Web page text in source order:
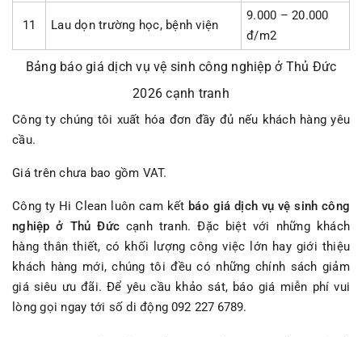
11 Lau dọn trường học, bệnh viện
9.000 – 20.000
đ/m2
Bảng báo giá dịch vụ vệ sinh công nghiệp ở Thủ Đức
2026 cạnh tranh
Công ty chúng tôi xuất hóa đơn đầy đủ nếu khách hàng yêu
cầu.
Giá trên chưa bao gồm VAT.
Công ty Hi Clean luôn cam kết báo giá dịch vụ vệ sinh công
nghiệp ở Thủ Đức cạnh tranh. Đặc biệt với những khách
hàng thân thiết, có khối lượng công việc lớn hay giới thiệu
khách hàng mới, chúng tôi đều có những chính sách giảm
giá siêu ưu đãi. Để yêu cầu khảo sát, báo giá miễn phí vui
lòng gọi ngay tới số di động092 227 6789.